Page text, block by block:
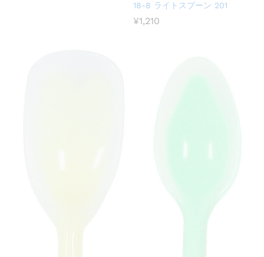
18-8 ライトスプーン 201
¥1,210